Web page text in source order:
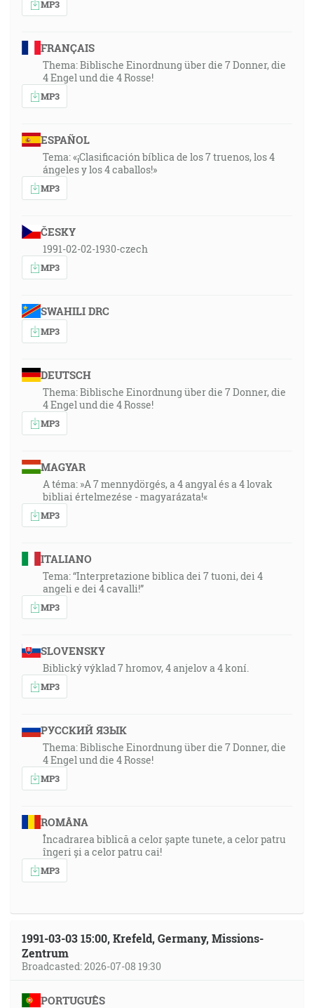
MP3
FRANÇAIS
Thema: Biblische Einordnung über die 7 Donner, die
4 Engel und die 4 Rosse!
MP3
ESPAÑOL
Tema: «¡Clasificación bíblica de los 7 truenos, los 4
ángeles y los 4 caballos!»
MP3
ČESKY
1991-02-02-1930-czech
MP3
SWAHILI DRC
MP3
DEUTSCH
Thema: Biblische Einordnung über die 7 Donner, die
4 Engel und die 4 Rosse!
MP3
MAGYAR
A téma: »A 7 mennydörgés, a 4 angyal és a 4 lovak
bibliai értelmezése - magyarázata!«
MP3
ITALIANO
Tema: “Interpretazione biblica dei 7 tuoni, dei 4
angeli e dei 4 cavalli!”
MP3
SLOVENSKY
Biblický výklad 7 hromov, 4 anjelov a 4 koní.
MP3
РУССКИЙ ЯЗЫК
Thema: Biblische Einordnung über die 7 Donner, die
4 Engel und die 4 Rosse!
MP3
ROMÂNA
Încadrarea biblică a celor șapte tunete, a celor patru
îngeri și a celor patru cai!
MP3
1991-03-03 15:00, Krefeld, Germany, Missions-
Zentrum
Broadcasted: 2026-07-08 19:30
PORTUGUÊS